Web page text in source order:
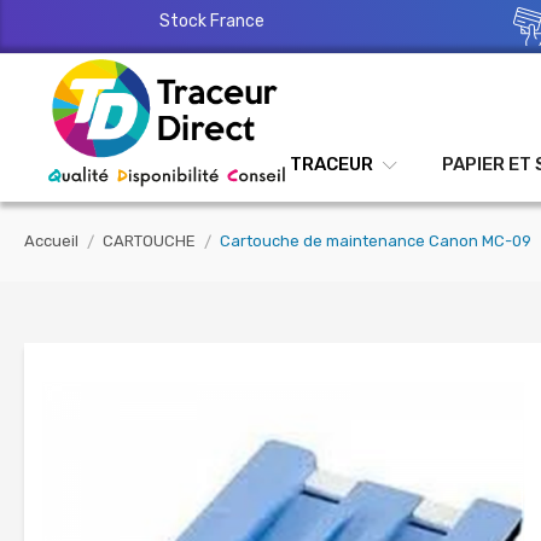
Stock France
TRACEUR PAPIER ET
Accueil CARTOUCHE Cartouche de maintenance Canon MC-09